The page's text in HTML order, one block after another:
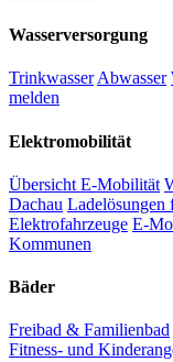
Wasserversorgung
Trinkwasser Abwasser
melden
Elektromobilität
Übersicht E-Mobilität
Dachau Ladelösungen
Elektrofahrzeuge E-
Kommunen
Bäder
Freibad & Familienbad
Fitness- und